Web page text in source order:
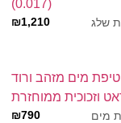
שלג ₪1,210
מים ₪790